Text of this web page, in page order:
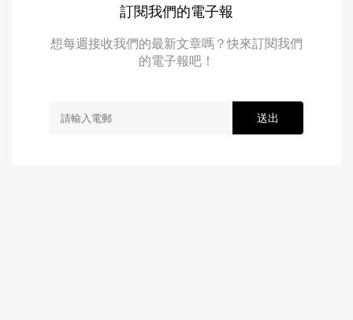
訂閱我們的電子報
想每週接收我們的最新文章嗎？快來訂閱我們
的電子報吧！
送出